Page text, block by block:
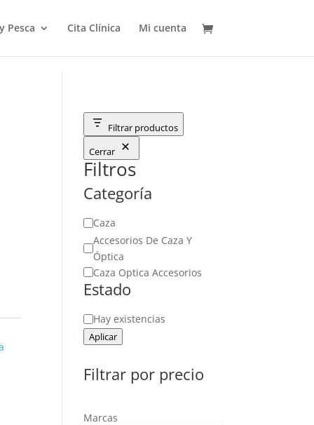
Pesca Cita Clínica Mi cuenta
Filtrar productos
Cerrar
Filtros
Categoría
Categoría
Caza
Accesorios De Caza Y
Óptica
Caza Optica Accesorios
Estado
Estado
Hay existencias
Aplicar
Filtrar por precio
Marcas